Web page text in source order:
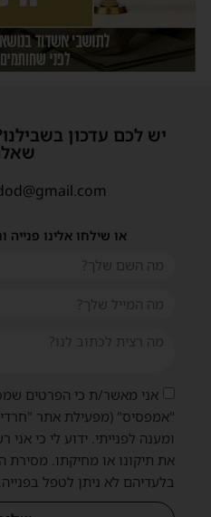
יש לכם עדכון
או שילחו אלינו פנייה
אני מאשר/ת כי הפרטים
"אמפסיס" (מפעילת אתר
ומענה לפנייתי. ידוע לי כי
את תיקונו או מחיקתו. מסירת
בלעדיהם לא ניתן לטפל בפנייה.